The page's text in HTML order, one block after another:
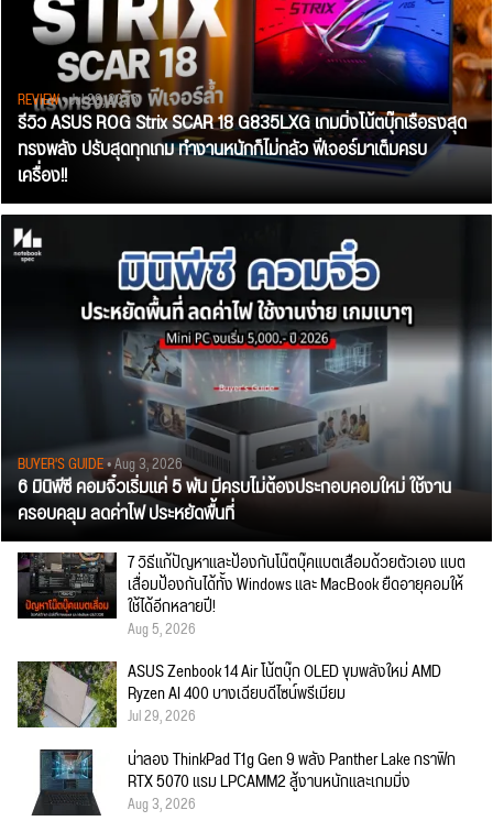
REVIEW• Jul 28, 2026
รีวิว ASUS ROG Strix SCAR 18 G835LXG เกมมิ่งโน้ตบุ๊กเรือธงสุด
ทรงพลัง ปรับสุดทุกเกม ทำงานหนักก็ไม่กลัว ฟีเจอร์มาเต็มครบ
เครื่อง!!
BUYER'S GUIDE• Aug 3, 2026
6 มินิพีซี คอมจิ๋วเริ่มแค่ 5 พัน มีครบไม่ต้องประกอบคอมใหม่ ใช้งาน
ครอบคลุม ลดค่าไฟ ประหยัดพื้นที่
7 วิธีแก้ปัญหาและป้องกันโน๊ตบุ๊คแบตเสื่อมด้วยตัวเอง แบต
เสื่อมป้องกันได้ทั้ง Windows และ MacBook ยืดอายุคอมให้
ใช้ได้อีกหลายปี!
Aug 5, 2026
ASUS Zenbook 14 Air โน้ตบุ๊ก OLED ขุมพลังใหม่ AMD
Ryzen AI 400 บางเฉียบดีไซน์พรีเมียม
Jul 29, 2026
น่าลอง ThinkPad T1g Gen 9 พลัง Panther Lake กราฟิก
RTX 5070 แรม LPCAMM2 สู้งานหนักและเกมมิ่ง
Aug 3, 2026